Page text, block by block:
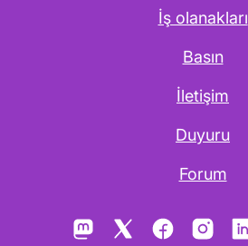
İş olanakları
Basın
İletişim
Duyuru
Forum
Mastodon Facebook